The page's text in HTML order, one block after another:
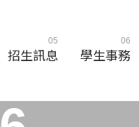
05
招生訊息
06
學生事務